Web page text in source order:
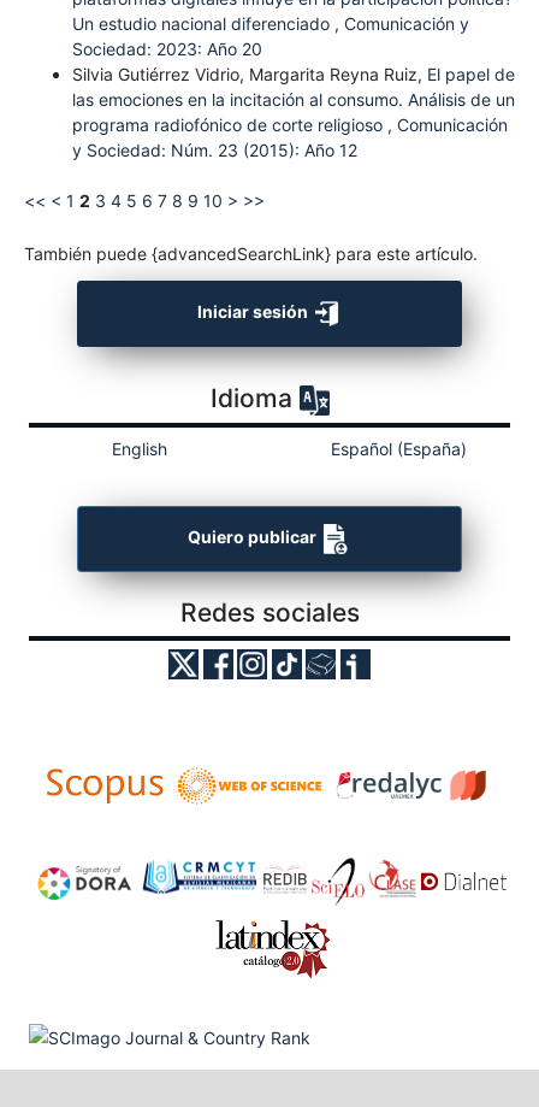
Un estudio nacional diferenciado , Comunicación y
Sociedad: 2023: Año 20
Silvia Gutiérrez Vidrio, Margarita Reyna Ruiz, El papel de
las emociones en la incitación al consumo. Análisis de un
programa radiofónico de corte religioso , Comunicación
y Sociedad: Núm. 23 (2015): Año 12
<< < 1 2 3 4 5 6 7 8 9 10 > >>
También puede {advancedSearchLink} para este artículo.
Iniciar sesión
Idioma
English Español (España)
Quiero publicar
Redes sociales